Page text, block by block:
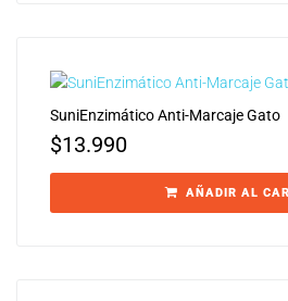
SuniEnzimático Anti-Marcaje Gato
$13.990
AÑADIR AL